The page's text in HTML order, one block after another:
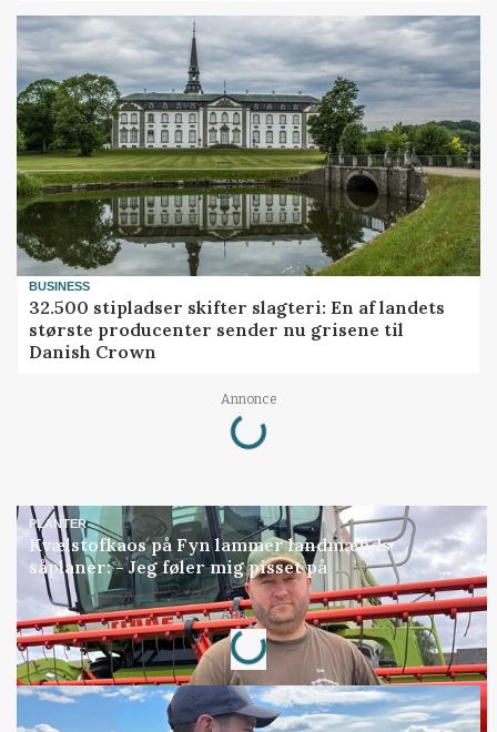
BUSINESS
32.500 stipladser skifter slagteri: En af landets
største producenter sender nu grisene til
Danish Crown
Annonce
Loading...
PLANTER
Kvælstofkaos på Fyn lammer landmænds
såplaner: - Jeg føler mig pisset på
Annonce
Loading...